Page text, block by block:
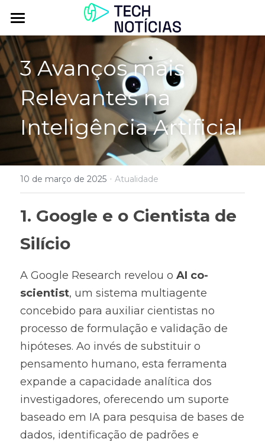
Atualidade
Explorar
Podcasts
Inbox
Contactos
3 Avanços mais
Relevantes na
Inteligência Artificial
10 de março de 2025 · Atualidade
1. Google e o Cientista de
Silício
A Google Research revelou o AI co-
scientist, um sistema multiagente
concebido para auxiliar cientistas no
processo de formulação e validação de
hipóteses. Ao invés de substituir o
pensamento humano, esta ferramenta
expande a capacidade analítica dos
investigadores, oferecendo um suporte
baseado em IA para pesquisa de bases de
dados, identificação de padrões e